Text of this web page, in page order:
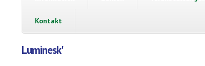
Kontakt
Luminesk'